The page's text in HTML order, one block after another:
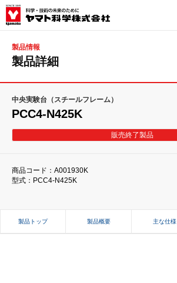
製品情報
製品詳細
中央実験台（スチールフレーム）
PCC4-N425K
販売終了製品
商品コード：A001930K
型式：PCC4-N425K
製品トップ 製品概要 主な仕様